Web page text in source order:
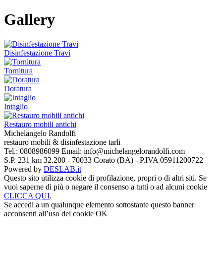
Gallery
Disinfestazione Travi
Tornitura
Doratura
Intaglio
Restauro mobili antichi
Michelangelo Randolfi
restauro mobili & disinfestazione tarli
Tel.: 0808986099 Email: info@michelangelorandolfi.com
S.P. 231 km 32.200 - 70033 Corato (BA) - P.IVA 05911200722
Powered by DESLAB.it
Questo sito utilizza cookie di profilazione, propri o di altri siti. Se
vuoi saperne di più o negare il consenso a tutti o ad alcuni cookie
CLICCA QUI.
Se accedi a un qualunque elemento sottostante questo banner
acconsenti all’uso dei cookie OK